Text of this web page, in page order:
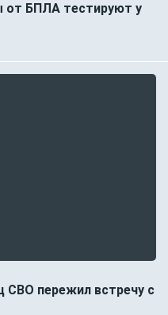
от БПЛА тестируют у
СВО пережил встречу с